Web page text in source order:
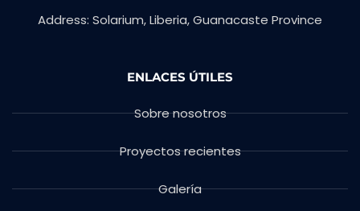
Address: Solarium, Liberia, Guanacaste Province
ENLACES ÚTILES
Sobre nosotros
Proyectos recientes
Galería